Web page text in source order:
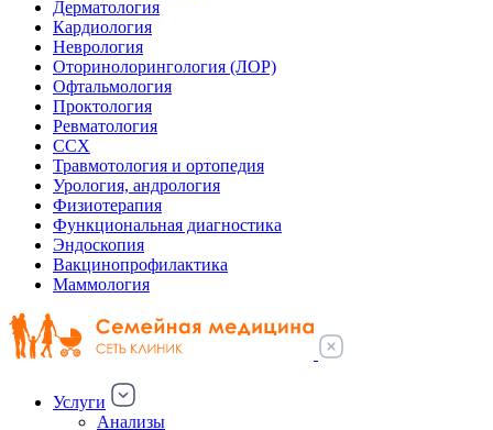
Дерматология
Кардиология
Неврология
Оторинолорингология (ЛОР)
Офтальмология
Проктология
Ревматология
ССХ
Травмотология и ортопедия
Урология, андрология
Физиотерапия
Функциональная диагностика
Эндоскопия
Вакцинопрофилактика
Маммология
Услуги
Анализы